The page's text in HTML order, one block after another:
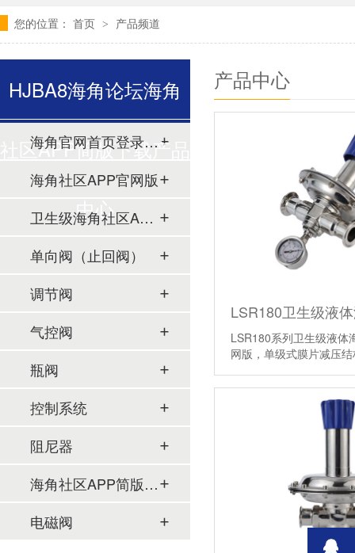
您的位置： 首页 > 产品频道
产品中心
LSR180系列卫生级液体
网版，单级式膜片减压
HJBA8海角论坛海角
社区APP简版下载产品
中心
海角官网首页登录入口
海角社区APP官网版
卫生级海角社区APP简版下载
单向阀（止回阀）
调节阀
气控阀
瓶阀
控制系统
阻尼器
海角社区APP简版下载及管件
电磁阀